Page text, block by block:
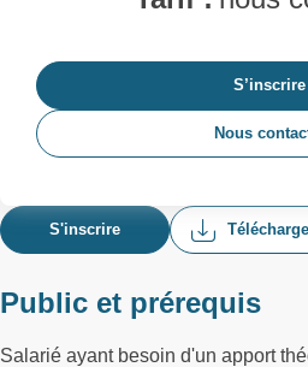
S'inscrire
Public et prérequis
Salarié ayant besoin d'un apport
S’inscrire
Nous